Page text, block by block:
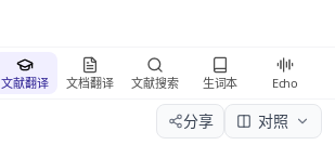
文献翻译 文档翻译 文献搜索 生词本 Echo
分享 对照